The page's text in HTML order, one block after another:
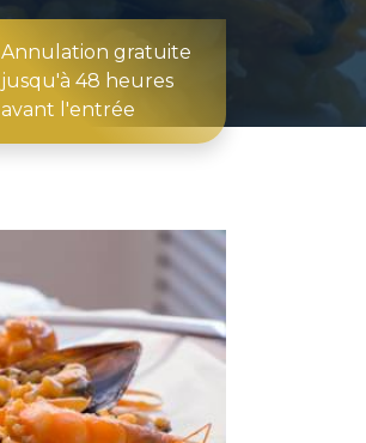
Annulation gratuite
jusqu'à 48 heures
avant l'entrée